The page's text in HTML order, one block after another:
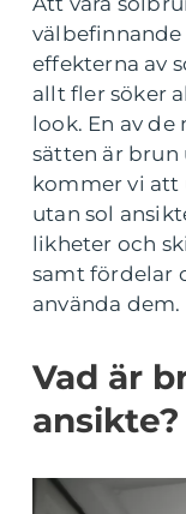
effekterna av
allt fler söker
look. En av
sätten är brun
kommer vi att
utan sol
likheter och
samt fördelar
använda dem.
Vad är
ansikte?